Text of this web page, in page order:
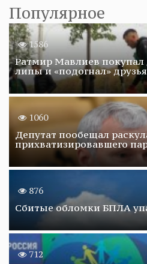
Популярное
1586
Ратмир Мавлиев покупал
липы и «подогнал»
1060
Депутат пообещал
прихватизировавшего
876
Сбитые обломки БПЛА
712